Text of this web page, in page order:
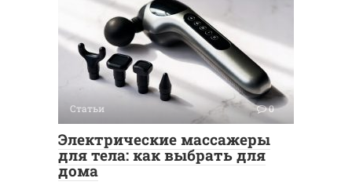
Статьи 0
Электрические массажеры
для тела: как выбрать для
дома